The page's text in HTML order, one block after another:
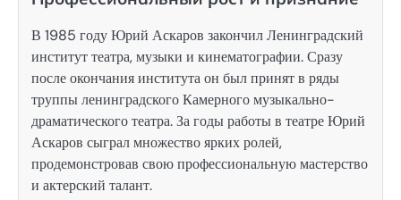
В 1985 году Юрий Аскаров закончил Ленинградский
институт театра, музыки и кинематографии. Сразу
после окончания института он был принят в ряды
труппы ленинградского Камерного музыкально-
драматического театра. За годы работы в театре Юрий
Аскаров сыграл множество ярких ролей,
продемонстровав свою профессиональную мастерство
и актерский талант.